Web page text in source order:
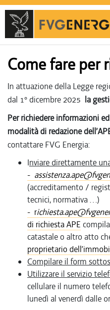
Come fare per
In attuazione della Legge
dal 1° dicembre 2025 la
Per richiedere informazioni
modalità di redazione
contattare FVG Energia:
Inviare direttamente
-
(accreditamento /
tecnici, normativa …)
- r
di richiesta APE
catastale o altro atto
proprietario
Compilare il form
Utilizzare il servizio
cellulare il numero
lunedì al venerdì dalle